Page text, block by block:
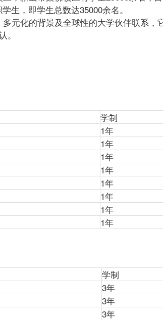
生，即学生总数达35000余名。
元化的背景及全球性的大学伙伴联系，
。
学制
1年
1年
1年
1年
1年
1年
1年
1年
学制
3年
3年
3年